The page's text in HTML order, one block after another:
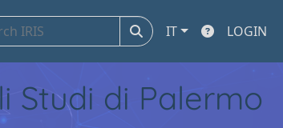
IT LOGIN
Studi di Palermo